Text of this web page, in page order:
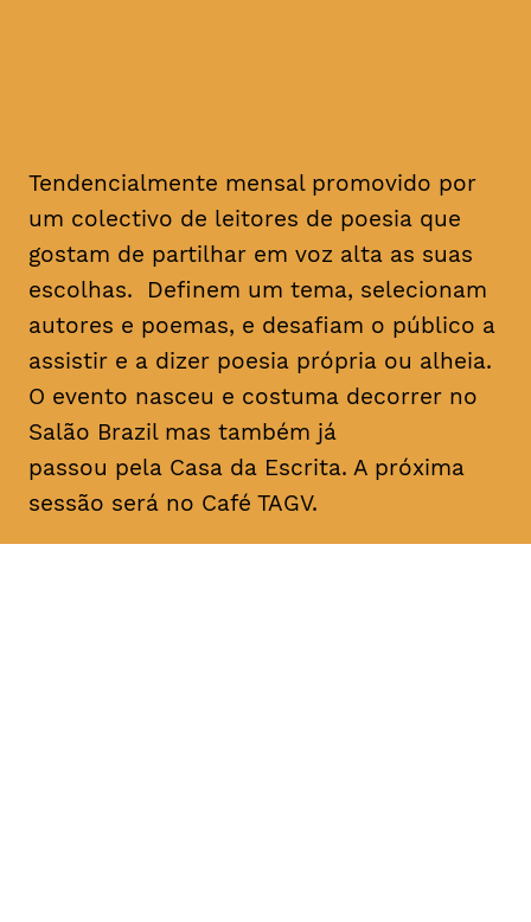
Tendencialmente mensal promovido por
um colectivo de leitores de poesia que
gostam de partilhar em voz alta as suas
escolhas. Definem um tema, selecionam
autores e poemas, e desafiam o público a
assistir e a dizer poesia própria ou alheia.
O evento nasceu e costuma decorrer no
Salão Brazil mas também já
passou pela Casa da Escrita. A próxima
sessão será no Café TAGV.